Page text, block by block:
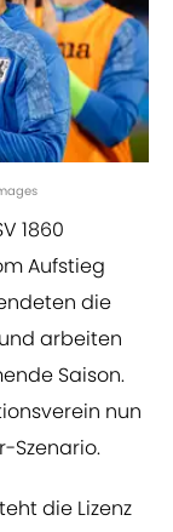
1860
Aufstieg
die
arbeiten
Saison.
nun
Szenario.
die Lizenz